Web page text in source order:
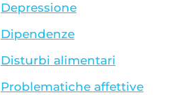
Depressione
Dipendenze
Disturbi alimentari
Problematiche affettive